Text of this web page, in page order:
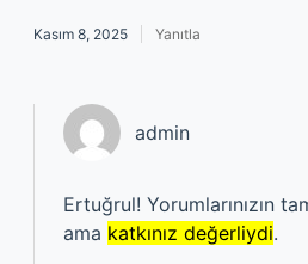
Kasım 8, 2025 Yanıtla
admin
Ertuğrul! Yorumlarınızın
ama katkınız değerliydi.